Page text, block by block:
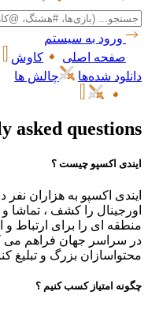
ورود به سیستم
صفحه اصلی
کاوش
دانلود شده‌ها
چالش ها
asked questions
ایندی اکسپو چیست ؟
ایندی اکسپو به هزاران
اورجینال را کشف ، تماشا و
منطقه ای را برای ارتباط و
در سراسر جهان فراهم می
محتواسازان بزرگ و
چگونه امتیاز کسب کنیم ؟